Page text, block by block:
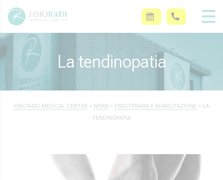
La tendinopatia
FISIORADI MEDICAL CENTER > NEWS > FISIOTERAPIA E RIABILITAZIONE > LA
TENDINOPATIA